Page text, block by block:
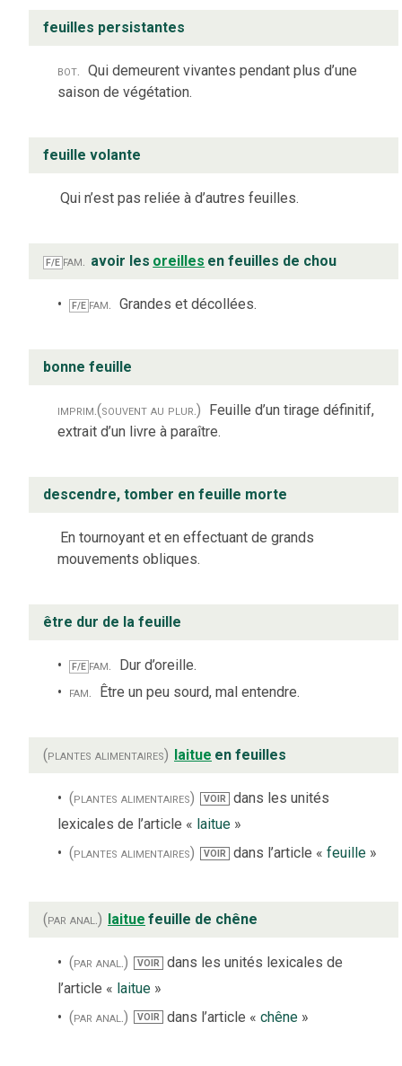
feuilles persistantes
bot. Qui demeurent vivantes pendant plus d’une
saison de végétation.
feuille volante
Qui n’est pas reliée à d’autres feuilles.
F/E fam. avoir les oreilles en feuilles de chou
F/E fam. Grandes et décollées.
bonne feuille
imprim.(souvent au plur.)
Feuille d’un tirage définitif,
extrait d’un livre à paraître.
descendre, tomber en feuille morte
En tournoyant et en effectuant de grands
mouvements obliques.
être dur de la feuille
F/E fam.
Dur d’oreille.
fam.
Être un peu sourd, mal entendre.
(plantes alimentaires) laitue en feuilles
(plantes alimentaires) VOIR
dans les unités
lexicales de l’article « laitue »
(plantes alimentaires)
VOIR dans l’article « feuille»
(par anal.) laitue feuille de chêne
(par anal.) VOIR dans les unités lexicales de
l’article « laitue »
(par anal.)
VOIR dans l’article « chêne»